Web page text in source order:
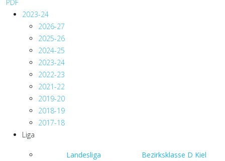
2023-24
2026-27
2025-26
2024-25
2023-24
2022-23
2021-22
2019-20
2018-19
2017-18
Liga
Landesliga
Bezirksklasse D Kiel